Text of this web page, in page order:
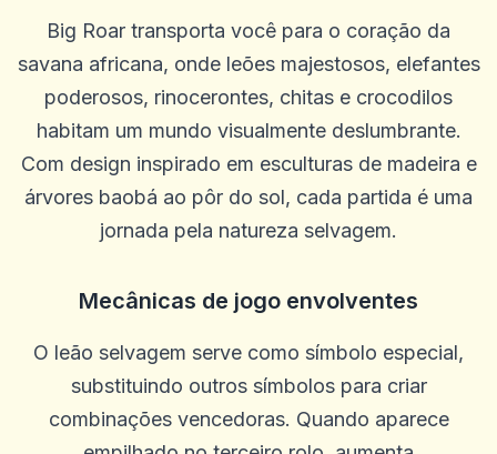
Big Roar transporta você para o coração da
savana africana, onde leões majestosos, elefantes
poderosos, rinocerontes, chitas e crocodilos
habitam um mundo visualmente deslumbrante.
Com design inspirado em esculturas de madeira e
árvores baobá ao pôr do sol, cada partida é uma
jornada pela natureza selvagem.
Mecânicas de jogo envolventes
O leão selvagem serve como símbolo especial,
substituindo outros símbolos para criar
combinações vencedoras. Quando aparece